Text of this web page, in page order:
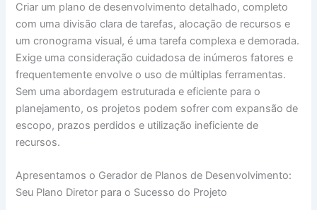
Criar um plano de desenvolvimento detalhado, completo
com uma divisão clara de tarefas, alocação de recursos e
um cronograma visual, é uma tarefa complexa e demorada.
Exige uma consideração cuidadosa de inúmeros fatores e
frequentemente envolve o uso de múltiplas ferramentas.
Sem uma abordagem estruturada e eficiente para o
planejamento, os projetos podem sofrer com expansão de
escopo, prazos perdidos e utilização ineficiente de
recursos.
Apresentamos o Gerador de Planos de Desenvolvimento:
Seu Plano Diretor para o Sucesso do Projeto